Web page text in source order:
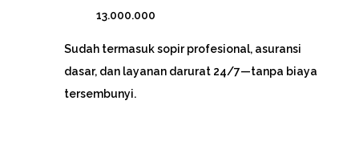
13.000.000
Sudah termasuk sopir profesional, asuransi
dasar, dan layanan darurat 24/7—tanpa biaya
tersembunyi.